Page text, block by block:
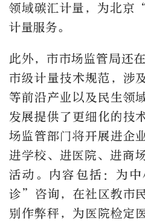
领域碳汇计量，为北
计量服务。
此外，市市场监管局还
市级计量技术规范，涉
等前沿产业以及民生领
发展提供了更细化的技
场监管部门将开展进企
进学校、进医院、进商
活动。内容包括：为
诊”咨询，在社区教市
别作弊秤，为医院检定